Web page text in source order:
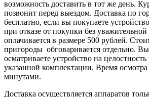
возможность доставить в тот же день.
позвонит перед выездом. Доставка по
бесплатно, если вы покупаете
при отказе от покупки без
оплачивается в размере 500 рублей.
пригороды обговаривается отдельно.
осматриваете устройство на целостность
указанной комплектации. Время
минутами.
Доставка осуществляется аппаратов